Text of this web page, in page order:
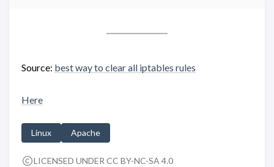
Source: best way to clear all iptables rules
Here
Linux Apache
LICENSED UNDER CC BY-NC-SA 4.0